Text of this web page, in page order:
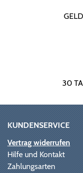
30
KUNDENSERVICE
Vertrag widerrufen
Hilfe und Kontakt
Zahlungsarten